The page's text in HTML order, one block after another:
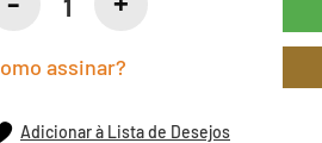
assinar?
Adicionar à Lista de Desejos